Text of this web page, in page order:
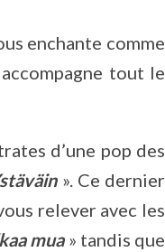
enchante comme
tout le
d’une pop des
». Ce dernier
relever avec les
mua» tandis que